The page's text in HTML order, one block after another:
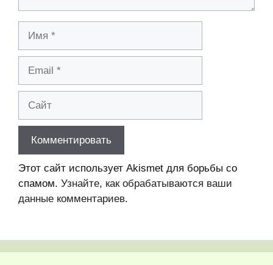
Этот сайт использует Akismet для борьбы со
спамом. Узнайте, как обрабатываются ваши
данные комментариев.